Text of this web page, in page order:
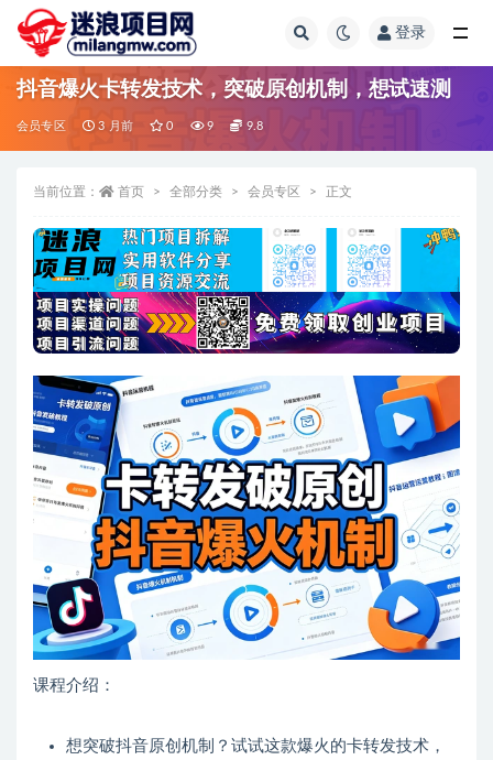
登录
抖音爆火卡转发技术，突破原创机制，想试速测
会员专区 3 月前 0 9 9.8
当前位置： 首页 全部分类 会员专区 正文
课程介绍：
想突破抖音原创机制？试试这款爆火的卡转发技术，
全部